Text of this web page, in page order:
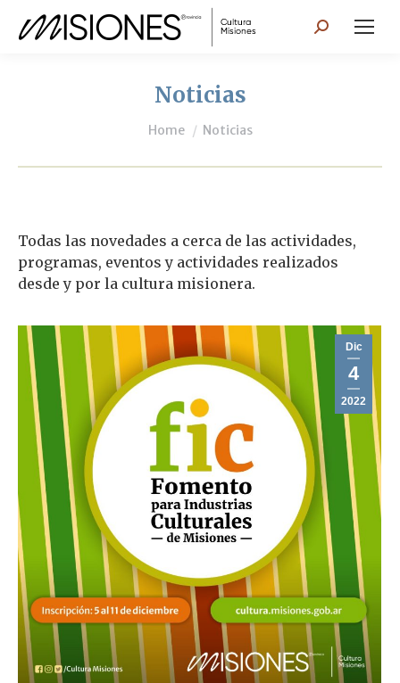
Search:
Noticias
You are here:
Home Noticias
Todas las novedades a cerca de las actividades,
programas, eventos y actividades realizados
desde y por la cultura misionera.
Dic
4
2022